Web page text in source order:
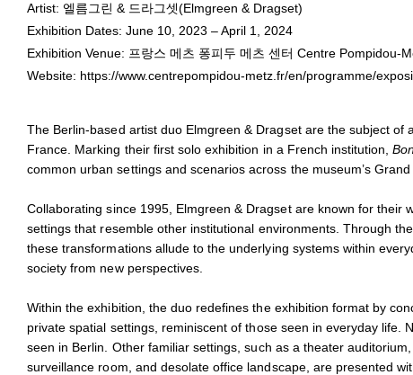
November 24, 2023 - January 11,
Installation view ofBonne Chanceat Centre Pompidou-Metz, 2023
© Adagp, Paris, 2023
© Photo Andrea Rossetti et Héctor Chico
Artist: 엘름그린 & 드라그셋(Elmgreen & Dragset)
Exhibition Dates: June 10, 2023 – April 1, 2024
Exhibition Venue: 프랑스 메츠 퐁피두 메츠 센터 Centre Pompidou-
Website: https://www.centrepompidou-metz.fr/en/programme/
The Berlin-based artist duo Elmgreen & Dragset are the subject of
France. Marking their first solo exhibition in a French institution,
common urban settings and scenarios across the museum’s
Collaborating since 1995, Elmgreen & Dragset are known for
settings that resemble other institutional environments. Through
these transformations allude to the underlying systems within
society from new perspectives.
Within the exhibition, the duo redefines the exhibition format by
private spatial settings, reminiscent of those seen in everyday life.
seen in Berlin. Other familiar settings, such as a theater
surveillance room, and desolate office landscape, are presented